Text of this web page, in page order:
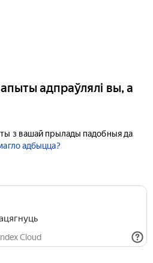
адпраўлялі вы, а
з вашай прылады падобныя да
адбыцца?
Cloud